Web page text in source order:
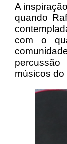
A
quando
com o
músicos do